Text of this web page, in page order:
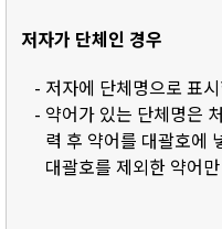
저자가 단체인 경우
- 저자에 단체명으로 표
- 약어가 있는 단체명은
력 후 약어를 대괄호에
대괄호를 제외한 약어